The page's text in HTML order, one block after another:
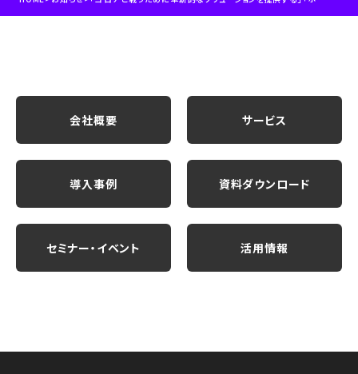
会社概要 サービス
導入事例 資料ダウンロード
セミナー・イベント 活用情報